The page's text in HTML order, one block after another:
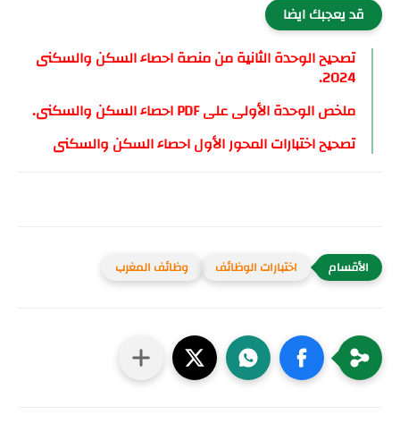
قد يعجبك ايضا
تصحيح الوحدة الثانية من منصة احصاء السكن والسكنى
2024.
ملخص الوحدة الأولى على PDF احصاء السكن والسكنى.
تصحيح اختبارات المحور الأول احصاء السكن والسكنى
اختبارات الوظائف وظائف المغرب